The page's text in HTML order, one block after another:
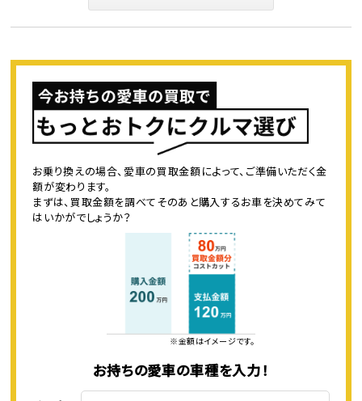
お乗り換えの場合、愛車の買取金額によって、ご準備いただく金
額が変わります。
まずは、買取金額を調べてそのあと購入するお車を決めてみて
はいかがでしょうか？
※金額はイメージです。
お持ちの愛車の車種を入力！